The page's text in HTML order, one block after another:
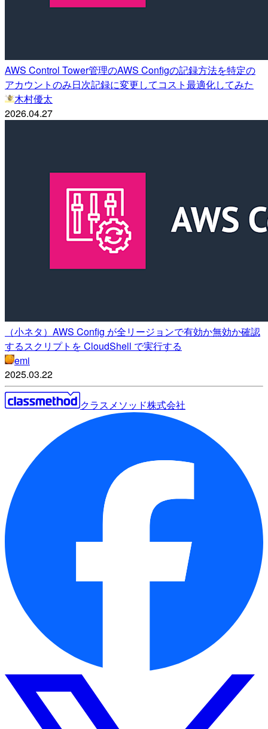
AWS Control Tower管理のAWS Configの記録方法を特定の
アカウントのみ日次記録に変更してコスト最適化してみた
木村優太
2026.04.27
（小ネタ）AWS Config が全リージョンで有効か無効か確認
するスクリプトを CloudShell で実行する
emi
2025.03.22
クラスメソッド株式会社